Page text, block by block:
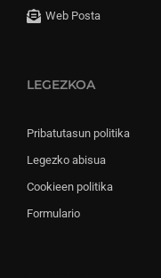
Web Posta
LEGEZKOA
Pribatutasun politika
Legezko abisua
Cookieen politika
Formulario